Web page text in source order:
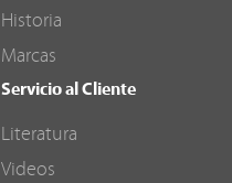
Historia
Marcas
Servicio al Cliente
Literatura
Videos